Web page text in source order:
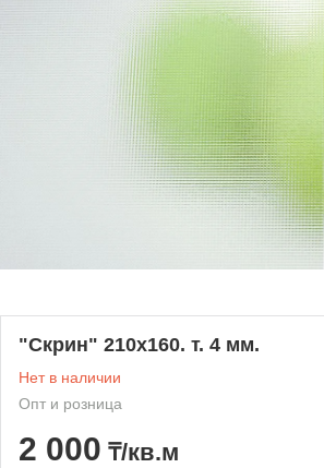
"Скрин" 210х160. т. 4 мм.
Нет в наличии
Опт и розница
2 000 ₸/кв.м